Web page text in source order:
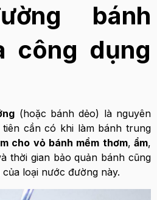
bánh
công dụng
(hoặc bánh dẻo) là nguyên
cần có khi làm bánh trung
cho vỏ bánh mềm thơm, ẩm,
thời gian bảo quản bánh cũng
loại nước đường này.